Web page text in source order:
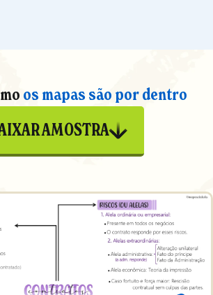
os mapas são por dentro
AMOSTRA